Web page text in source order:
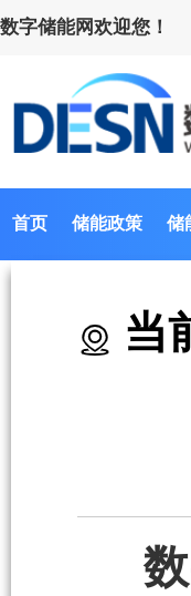
数字储能网欢迎您！
首页 储能政策 储
当